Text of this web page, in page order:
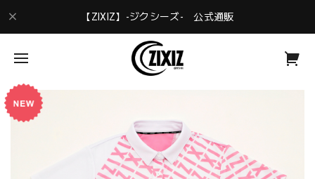
【ZIXIZ】-ジクシーズ- 公式通販